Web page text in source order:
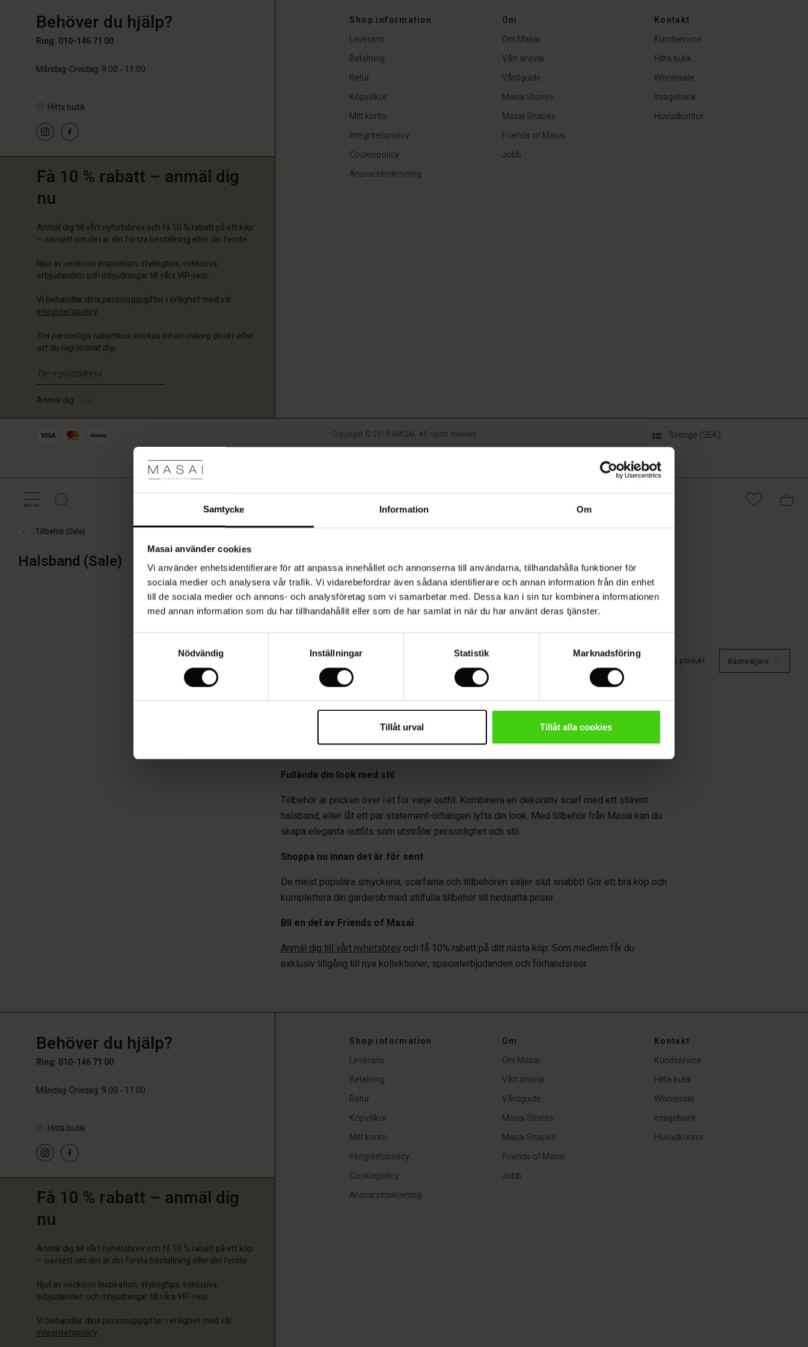
Samtycke Information Om
Masai använder cookies
Vi använder enhetsidentifierare för att anpassa innehållet och annonserna till användarna, tillhandahålla funktioner för
sociala medier och analysera vår trafik. Vi vidarebefordrar även sådana identifierare och annan information från din enhet
till de sociala medier och annons- och analysföretag som vi samarbetar med. Dessa kan i sin tur kombinera informationen
med annan information som du har tillhandahållit eller som de har samlat in när du har använt deras tjänster.
Nödvändig
Inställningar Statistik Marknadsföring
Tillåt urval Tillåt alla cookies
Behöver du hjälp?
Ring: 010-146 71 00
Måndag-Onsdag: 9.00 - 11.00
Hitta butik
Få 10 % rabatt – anmäl dig
nu
Anmäl dig till vårt nyhetsbrev och få 10 % rabatt på ett köp
– oavsett om det är din första beställning eller din femte.
Njut av veckovis inspiration, stylingtips, exklusiva
erbjudanden och inbjudningar till våra VIP-reor.
Vi behandlar dina personuppgifter i enlighet med vår
integritetspolicy.
Din personliga rabattkod skickas till din inkorg direkt efter
att du registrerat dig.
Ange din e-postadress
Anmäl dig
Shop information
Leverans
Betalning
Retur
Köpvillkor
Mitt konto
Integritetspolicy
Cookiepolicy
Ansvarsfriskrivning
Om
Om Masai
Vårt ansvar
Vårdguide
Masai Stories
Masai Shapes
Friends of Masai
Jobb
Kontakt
Kundservice
Hitta butik
Wholesale
Imagebank
Huvudkontor
Copyright © 2019 MASAI. All rights reserved Sverige (SEK)
MENU
Masai
Aps
Sale
Tillbehör
(Sale)
Tillbehör (Sale)
Halsband (Sale)
mönstrade scarfar och eleganta halsband till eleganta örhängen och väskor – med
tillbehör kan du enkelt framhäva din personliga stil.
0 produkt Bästsäljare
Masai Tillbehör på rea
Nu har du möjlighet att göra ett fynd på tidlösa och eleganta tillbehör. Oavsett om du letar
efter något till vardagen, en fest eller en speciell tillställning, så hittar du snygga designs till
extra bra priser.
Fullända din look med stil
Tillbehör är pricken över i:et för varje outfit. Kombinera en dekorativ scarf med ett stilrent
halsband, eller låt ett par statement-örhängen lyfta din look. Med tillbehör från Masai kan du
skapa eleganta outfits som utstrålar personlighet och stil.
Shoppa nu innan det är för sent
De mest populära smyckena, scarfarna och tillbehören säljer slut snabbt! Gör ett bra köp och
komplettera din garderob med stilfulla tillbehör till nedsatta priser.
Bli en del av Friends of Masai
Anmäl dig till vårt nyhetsbrevoch få 10% rabatt på ditt nästa köp. Som medlem får du
exklusiv tillgång till nya kollektioner, specialerbjudanden och förhandsreor.
Behöver du hjälp?
Ring: 010-146 71 00
Måndag-Onsdag: 9.00 - 11.00
Hitta butik
Få 10 % rabatt – anmäl dig
nu
Anmäl dig till vårt nyhetsbrev och få 10 % rabatt på ett köp
– oavsett om det är din första beställning eller din femte.
Njut av veckovis inspiration, stylingtips, exklusiva
erbjudanden och inbjudningar till våra VIP-reor.
Vi behandlar dina personuppgifter i enlighet med vår
integritetspolicy.
Shop information
Leverans
Betalning
Retur
Köpvillkor
Mitt konto
Integritetspolicy
Cookiepolicy
Ansvarsfriskrivning
Om
Om Masai
Vårt ansvar
Vårdguide
Masai Stories
Masai Shapes
Friends of Masai
Jobb
Kontakt
Kundservice
Hitta butik
Wholesale
Imagebank
Huvudkontor